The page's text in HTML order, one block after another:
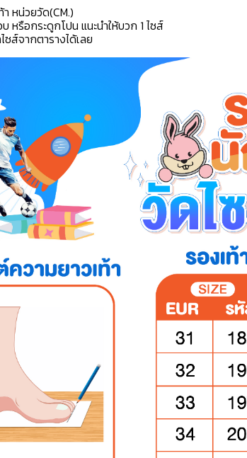
หน่วยวัด(CM.)
หรือกระดูกโปน แนะนำให้บวก 1 ไซส์
ซส์จากตารางได้เลย